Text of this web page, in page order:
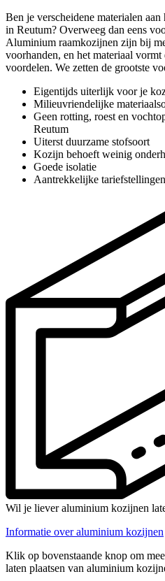
Ben je verscheidene materialen
in Reutum? Overweeg dan eens
Aluminium raamkozijnen zijn bij
voorhanden, en het materiaal vormt
voordelen. We zetten de grootste
Eigentijds uiterlijk voor je
Milieuvriendelijke
Geen rotting, roest en
Reutum
Uiterst duurzame stofsoort
Kozijn behoeft weinig
Goede isolatie
Aantrekkelijke tariefstellingen
Wil je liever aluminium kozijnen
Informatie over aluminium kozijnen
Klik op bovenstaande knop om
laten plaatsen van aluminium